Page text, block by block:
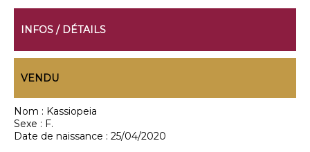
INFOS / DÉTAILS
VENDU
Nom : Kassiopeia
Sexe : F.
Date de naissance : 25/04/2020